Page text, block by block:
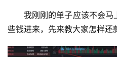
我刚刚的单子应该不会
些钱进来，先来教大家怎样还